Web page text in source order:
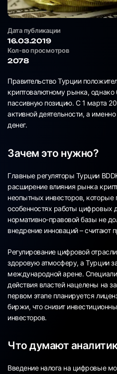
Дата публикации
16.03.2019
Кол-во просмотров
2078
Правительство Турции
криптовалютному рынка, однако
пассивную позицию. С 1 марта
активной деятельности, а
денег.
Зачем это нужно?
Главные регуляторы Турции
расширение влияния рынка
неопытных инвесторов, которые
особенностях работы цифровых
нормативно-правовой базы не
внедрение инноваций – считают
Регулирование цифровой
здоровую атмосферу, а Турции
международной арене.
действия властей нацелены на
первом этапе планируется
биржи, что снизит
инвесторов.
Что думают
Введение налога на цифровые